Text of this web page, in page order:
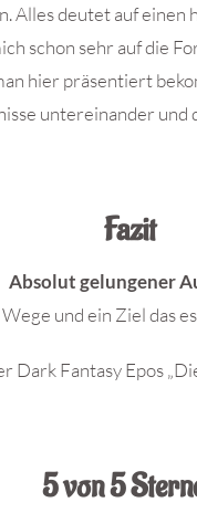
Alles deutet auf
schon sehr auf die
hier präsentiert
untereinander und
Fazit
Absolut gelungener
und ein Ziel das
Dark Fantasy Epos
5 von 5